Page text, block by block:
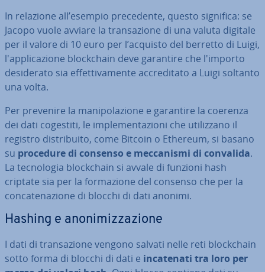
In relazione all’esempio pre­ce­den­te, questo significa: se
Jacopo vuole avviare la tran­sa­zio­ne di una valuta digitale
per il valore di 10 euro per l’acquisto del berretto di Luigi,
l'ap­pli­ca­zio­ne bloc­k­chain deve garantire che l'importo
de­si­de­ra­to sia ef­fet­ti­va­men­te ac­cre­di­ta­to a Luigi soltanto
una volta.
Per prevenire la ma­ni­po­la­zio­ne e garantire la coerenza
dei dati cogestiti, le im­ple­men­ta­zio­ni che uti­liz­za­no il
registro di­stri­bui­to, come Bitcoin o Ethereum, si basano
su procedure di consenso e mec­ca­ni­smi di convalida.
La tec­no­lo­gia bloc­k­chain si avvale di funzioni hash
criptate sia per la for­ma­zio­ne del consenso che per la
con­ca­te­na­zio­ne di blocchi di dati anonimi.
Hashing e ano­ni­miz­za­zio­ne
I dati di tran­sa­zio­ne vengono salvati nelle reti bloc­k­chain
sotto forma di blocchi di dati e in­ca­te­na­ti tra loro per